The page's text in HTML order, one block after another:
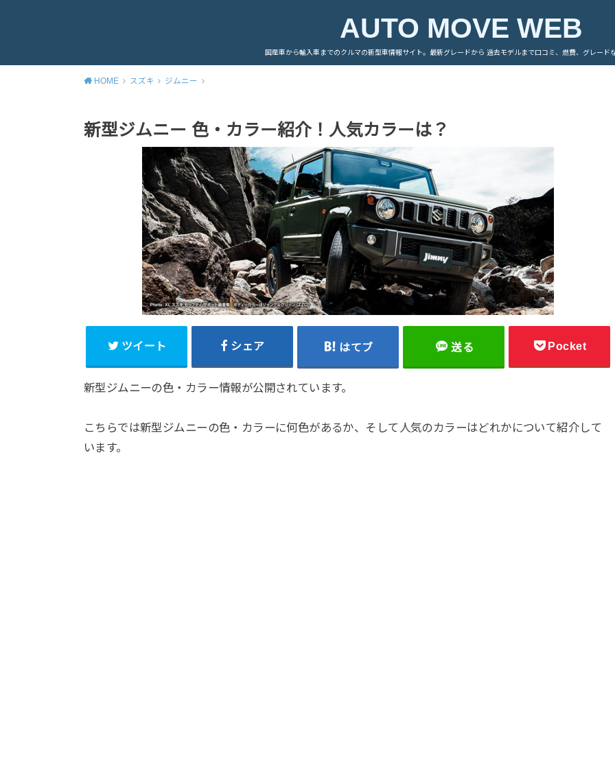
AUTO MOVE WEB
国産車から輸入車までのクルマの新型車情報サイト。最新グレードから 過去モデルまで口コミ、燃費、グレード
HOME スズキ ジムニー
新型ジムニー 色・カラー紹介！人気カラーは？
ツイート シェア はてブ 送る Pocket
新型ジムニーの色・カラー情報が公開されています。
こちらでは新型ジムニーの色・カラーに何色があるか、そして人気のカラーはどれかについて紹介して
います。